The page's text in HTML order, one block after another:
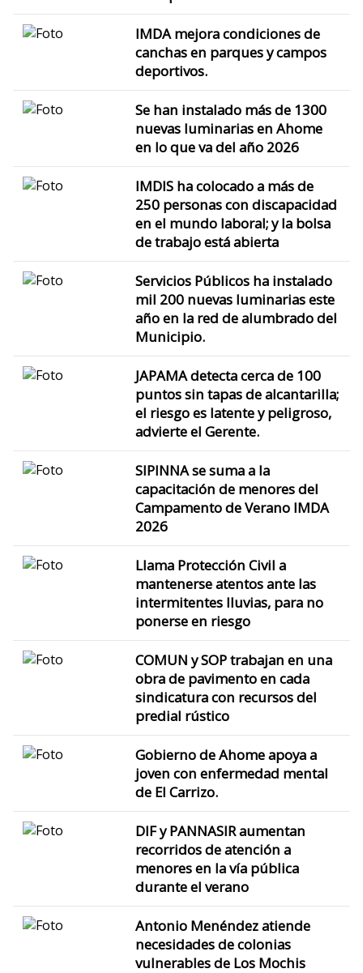
IMDA mejora condiciones de
canchas en parques y campos
deportivos.
Se han instalado más de 1300
nuevas luminarias en Ahome
en lo que va del año 2026
IMDIS ha colocado a más de
250 personas con discapacidad
en el mundo laboral; y la bolsa
de trabajo está abierta
Servicios Públicos ha instalado
mil 200 nuevas luminarias este
año en la red de alumbrado del
Municipio.
JAPAMA detecta cerca de 100
puntos sin tapas de alcantarilla;
el riesgo es latente y peligroso,
advierte el Gerente.
SIPINNA se suma a la
capacitación de menores del
Campamento de Verano IMDA
2026
Llama Protección Civil a
mantenerse atentos ante las
intermitentes lluvias, para no
ponerse en riesgo
COMUN y SOP trabajan en una
obra de pavimento en cada
sindicatura con recursos del
predial rústico
Gobierno de Ahome apoya a
joven con enfermedad mental
de El Carrizo.
DIF y PANNASIR aumentan
recorridos de atención a
menores en la vía pública
durante el verano
Antonio Menéndez atiende
necesidades de colonias
vulnerables de Los Mochis